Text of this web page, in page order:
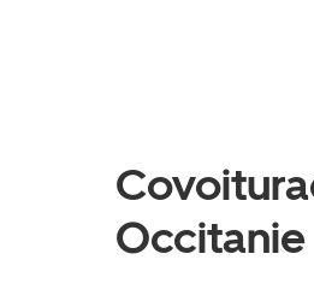
Occitanie